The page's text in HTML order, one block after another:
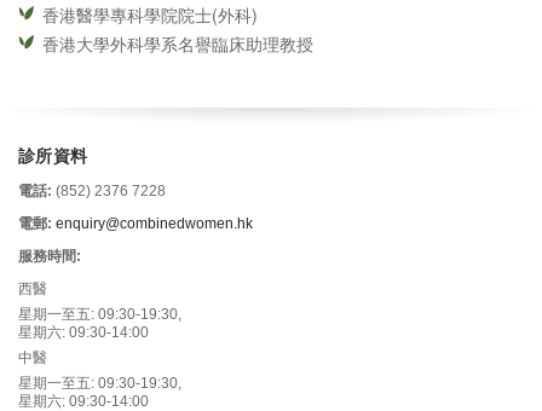
香港醫學專科學院院士(外科)
香港大學外科學系名譽臨床助理教授
診所資料
電話: (852) 2376 7228
電郵: enquiry@combinedwomen.hk
服務時間:
西醫
星期一至五: 09:30-19:30,
星期六: 09:30-14:00
中醫
星期一至五: 09:30-19:30,
星期六: 09:30-14:00